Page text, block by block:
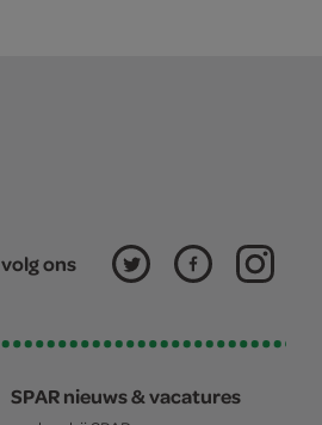
volg ons
SPAR nieuws & vacatures